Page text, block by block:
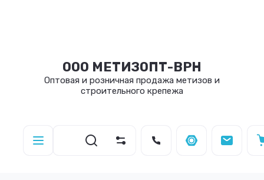
ООО МЕТИЗОПТ-ВРН
Оптовая и розничная продажа метизов и
строительного крепежа